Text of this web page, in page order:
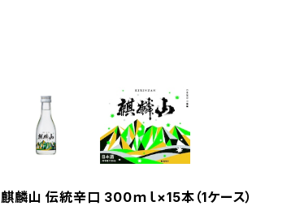
麒麟山 伝統辛口 300ｍｌ×15本（1ケース）